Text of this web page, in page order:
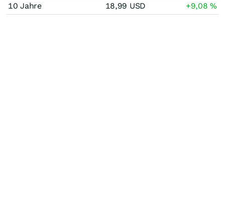
10 Jahre
18,99 USD +9,08%